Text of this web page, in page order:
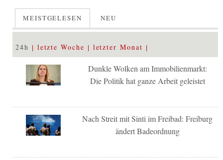
MEISTGELESEN NEU
24h letzte Woche letzter Monat
Dunkle Wolken am Immobilienmarkt:
Die Politik hat ganze Arbeit geleistet
Nach Streit mit Sinti im Freibad: Freiburg
ändert Badeordnung